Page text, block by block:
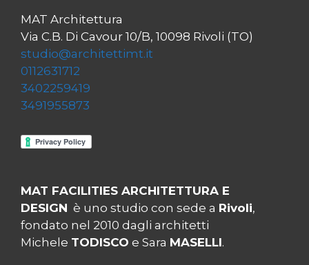
MAT Architettura
Via C.B. Di Cavour 10/B, 10098 Rivoli (TO)
studio@architettimt.it
0112631712
3402259419
3491955873
MAT FACILITIES ARCHITETTURA E
DESIGN è uno studio con sede a Rivoli,
fondato nel 2010 dagli architetti
Michele TODISCO e Sara MASELLI.